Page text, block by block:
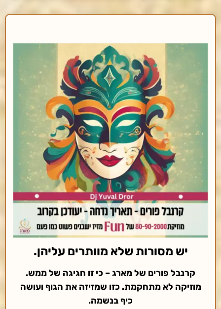
יש מסורות שלא מוותרים עליהן.
קרנבל פורים של מארג – כי זו חגיגה של ממש.
מוזיקה לא מתחקמת. כזו שמזיזה את הגוף ועושה
כיף בנשמה.